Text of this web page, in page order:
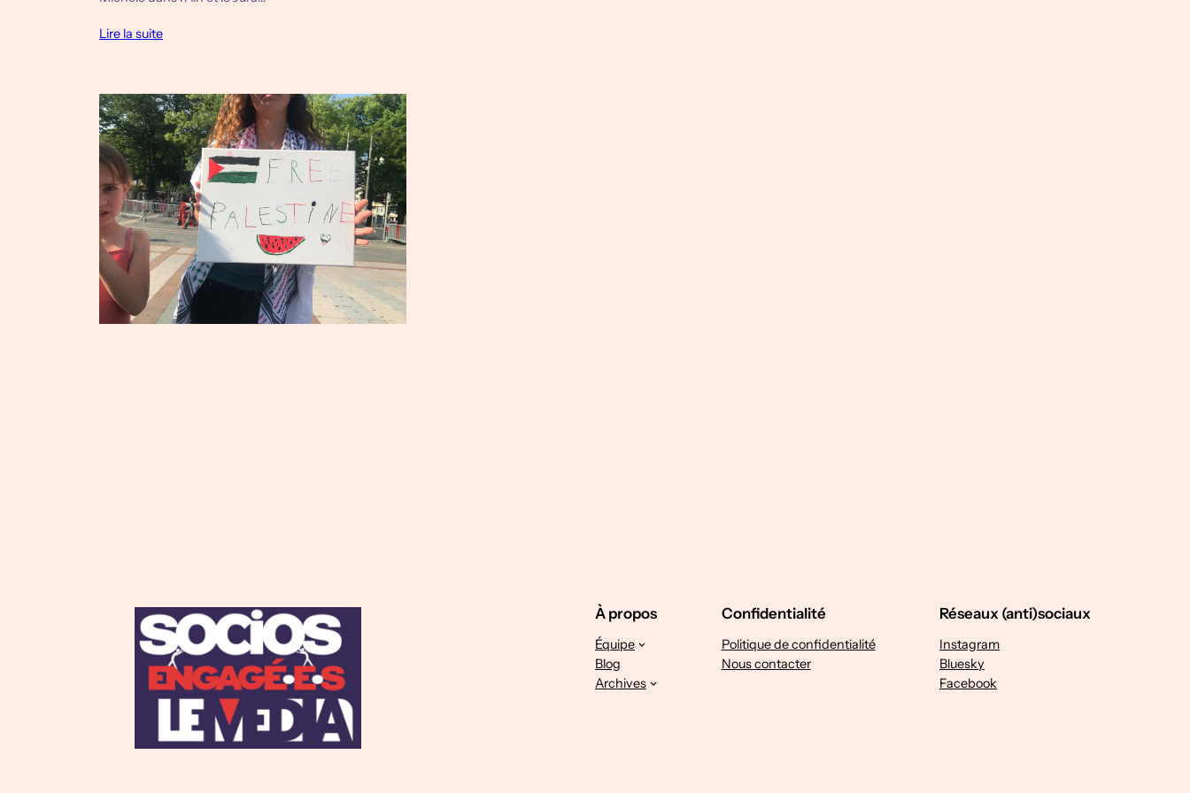
Lire la suite
À propos
Équipe
Blog
Archives
Confidentialité
Politique de confidentialité
Nous contacter
Réseaux (anti)sociaux
Instagram
Bluesky
Facebook